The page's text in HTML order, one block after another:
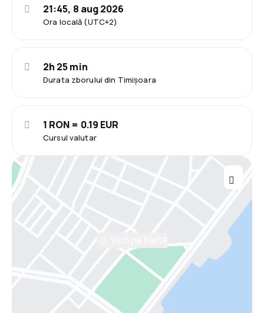
Ora locală (UTC+2)
21:45, 8 aug 2026
Durata zborului din Timișoara
2h 25 min
Cursul valutar
1 RON = 0.19 EUR